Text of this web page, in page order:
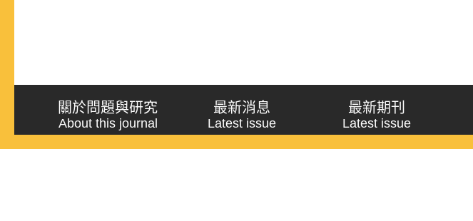
關於問題與研究
About this journal
最新消息
Latest issue
最新期刊
Latest issue